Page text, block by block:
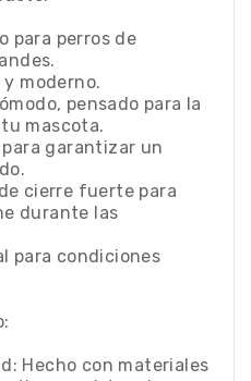
para perros de
y moderno.
pensado para la
mascota.
garantizar un
cierre fuerte para
durante las
para condiciones
Hecho con materiales